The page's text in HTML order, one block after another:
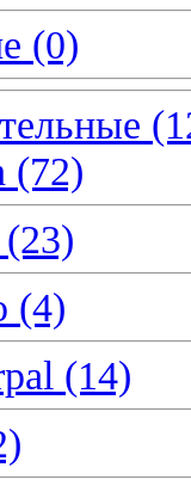
(0)
(72)
(4)
(14)